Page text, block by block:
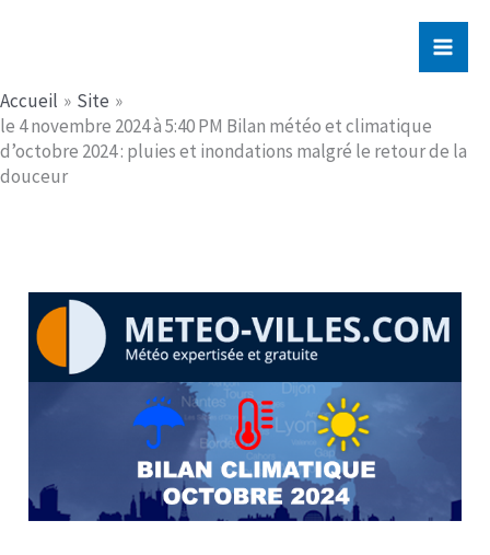
Accueil
Site
le 4 novembre 2024 à 5:40 PM Bilan météo et climatique
d’octobre 2024 : pluies et inondations malgré le retour de la
douceur